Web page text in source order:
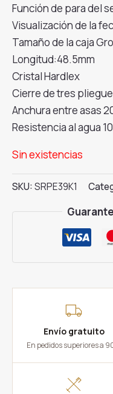
Función de para del
Visualización de la
Tamaño de la caja
Longitud:48.5mm
Cristal Hardlex
Cierre de tres
Anchura entre asas
Resistencia al agua
Sin existencias
SKU:SRPE39K1
Envío gratuito
En pedidos superiores a